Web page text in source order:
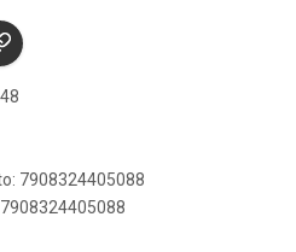
7908324405088